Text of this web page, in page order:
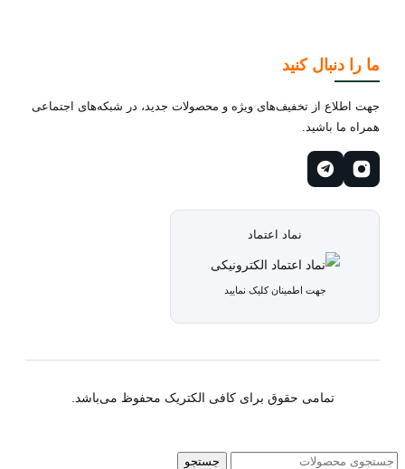
ما را دنبال کنید
جهت اطلاع از تخفیف‌های ویژه و محصولات جدید، در شبکه‌های اجتماعی
همراه ما باشید.
نماد اعتماد
جهت اطمینان کلیک نمایید
تمامی حقوق برای کافی الکتریک محفوظ می‌باشد.
جستجو